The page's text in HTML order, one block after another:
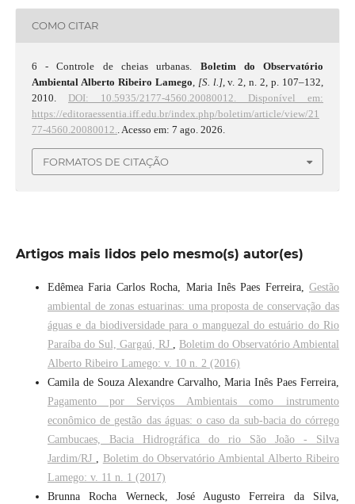
COMO CITAR
6 - Controle de cheias urbanas. Boletim do Observatório
Ambiental Alberto Ribeiro Lamego [S. l.], v. 2, n. 2, p. 107–132,
2010. DOI: 10.5935/2177-4560.20080012.
Disponível em:
https://editoraessentia.iff.edu.br/index.php/boletim/article/view/21
77-4560.20080012.
. Acesso em: 7 ago. 2026.
FORMATOS DE CITAÇÃO
Artigos mais lidos pelo mesmo(s) autor(es)
Edêmea Faria Carlos Rocha, Maria Inês Paes Ferreira,Gestão
ambiental de zonas estuarinas: uma proposta de conservação das
águas e da biodiversidade para o manguezal do estuário do Rio
Paraíba do Sul, Gargaú, RJ , Boletim do Observatório Ambiental
Alberto Ribeiro Lamego: v. 10 n. 2 (2016)
Camila de Souza Alexandre Carvalho, Maria Inês Paes Ferreira,
Pagamento por Serviços Ambientais como instrumento
econômico de gestão das águas: o caso da sub-bacia do córrego
Cambucaes, Bacia Hidrográfica do rio São João - Silva
Jardim/RJ , Boletim do Observatório Ambiental Alberto Ribeiro
Lamego: v. 11 n. 1 (2017)
Brunna Rocha Werneck, José Augusto Ferreira da Silva,